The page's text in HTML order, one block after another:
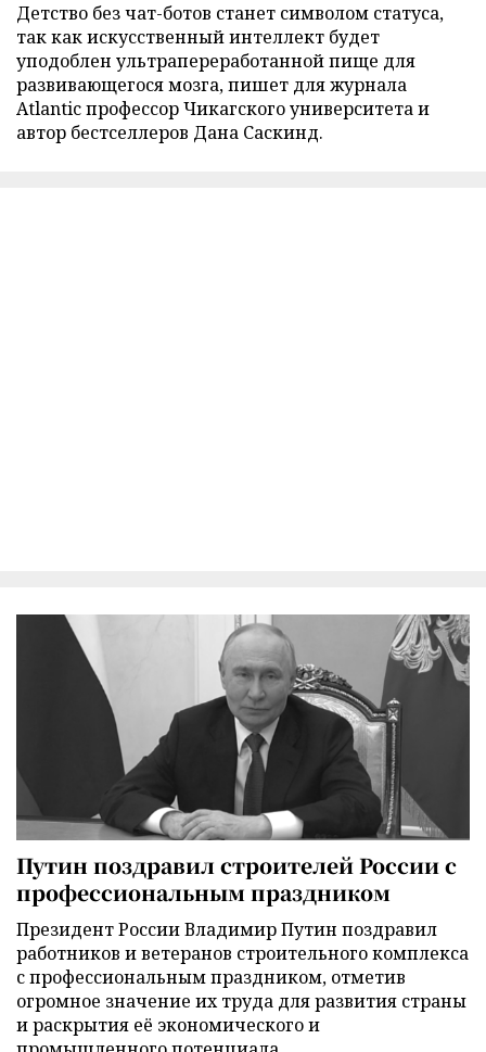
Детство без чат-ботов станет символом статуса,
так как искусственный интеллект будет
уподоблен ультрапереработанной пище для
развивающегося мозга, пишет для журнала
Atlantic профессор Чикагского университета и
автор бестселлеров Дана Саскинд.
Путин поздравил строителей России с
профессиональным праздником
Президент России Владимир Путин поздравил
работников и ветеранов строительного комплекса
с профессиональным праздником, отметив
огромное значение их труда для развития страны
и раскрытия её экономического и